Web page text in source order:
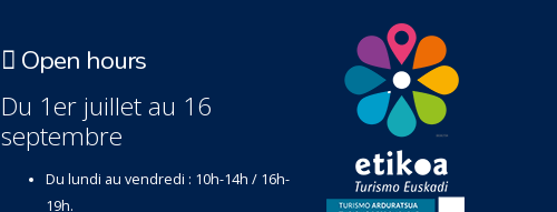
Open hours
Du 1er juillet au 16
septembre
Du lundi au vendredi : 10h-14h / 16h-
19h.